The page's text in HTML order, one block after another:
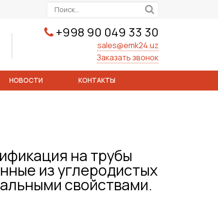
+998 90 049 33 30
sales@emk24.uz
Заказать звонок
НОВОСТИ КОНТАКТЫ
на трубы
из углеродистых
свойствами.